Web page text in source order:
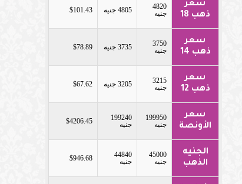
سعر
ذهب 18
4820
جنيه
4805 جنيه $101.43
سعر
ذهب 14
3750
جنيه
3735 جنيه $78.89
سعر
ذهب 12
3215
جنيه
3205 جنيه $67.62
سعر
الأونصة
199950
جنيه
199240
جنيه
$4206.45
الجنيه
الذهب
45000
جنيه
44840
جنيه
$946.68